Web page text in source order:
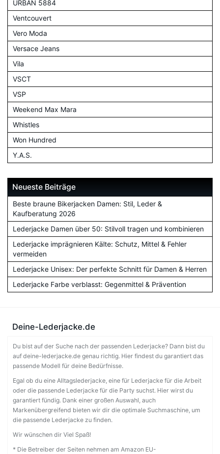
URBAN 5884
Ventcouvert
Vero Moda
Versace Jeans
Vila
VSCT
VSP
Weekend Max Mara
Whistles
Won Hundred
Y.A.S.
Neueste Beiträge
Beste braune Bikerjacken Damen: Stil, Leder &
Kaufberatung 2026
Lederjacke Damen über 50: Stilvoll tragen und kombinieren
Lederjacke imprägnieren Kälte: Schutz, Mittel & Fehler
vermeiden
Lederjacke Unisex: Der perfekte Schnitt für Damen & Herren
Lederjacke Farbe verblasst: Gegenmittel & Prävention
Deine-Lederjacke.de
Du bist auf der Suche nach der passenden Lederjacke? Dann bist du
auf deine-lederjacke.de genau richtig. Hier findest du garantiert das
passende Modell für deine Bedürfnisse.
Egal ob du eine Alltagslederjacke, eine für Lederjacke für die Arbeit
oder die passende Lederjacke für die Party suchst. Hier wirst du
garantiert fündig. Dank einer großen Auswahl, auch
Markenübergreifend bieten wir dir die optimale Suchmaschine, um
die passende Lederjacke zu finden.
Wir wünschen dir Viel Spaß!
* Die Betreiber der Seiten nehmen am Amazon EU-